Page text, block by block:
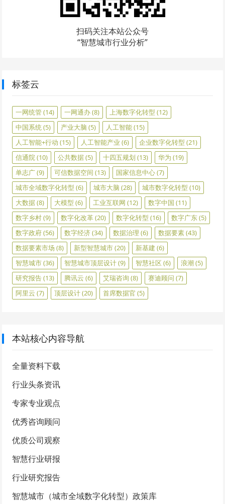
扫码关注本站公众号
“智慧城市行业分析”
标签云
一网统管(14) 一网通办(8) 上海数字化转型 (12)
中国系统(5) 产业大脑 (5) 人工智能(15)
人工智能+行动 (15) 人工智能产业 (6) 企业数字化转型 (21)
信通院(10) 公共数据(5) 十四五规划 (13) 华为 (19)
单志广(9) 可信数据空间 (13) 国家信息中心(7)
城市全域数字化转型 (6) 城市大脑 (28) 城市数字化转型 (10)
大数据(8) 大模型 (6) 工业互联网 (12) 数字中国 (11)
数字乡村(9) 数字化改革(20) 数字化转型 (16) 数字广东(5)
数字政府(56) 数字经济(34) 数据治理 (6) 数据要素(43)
数据要素市场 (8) 新型智慧城市(20) 新基建 (6)
智慧城市(36) 智慧城市顶层设计(9) 智慧社区 (6) 浪潮(5)
研究报告(13) 腾讯云 (6) 艾瑞咨询 (8) 赛迪顾问 (7)
阿里云 (7) 顶层设计(20) 首席数据官 (5)
本站核心内容导航
全量资料下载
行业头条资讯
专家专业观点
优秀咨询顾问
优质公司观察
智慧行业研报
行业研究报告
智慧城市（城市全域数字化转型）政策库